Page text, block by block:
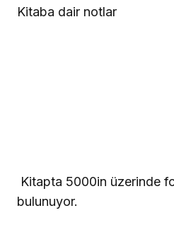
Kitaba dair notlar
 Kitapta 5000in üzerinde
bulunuyor.